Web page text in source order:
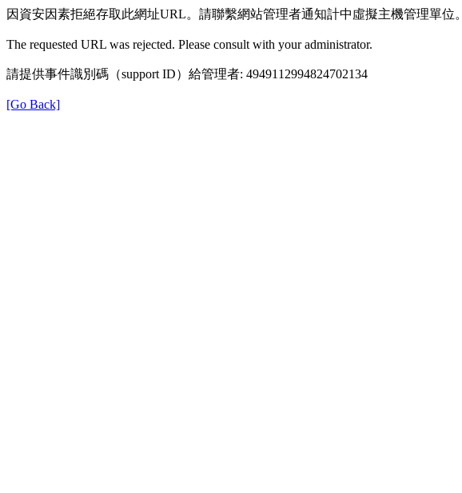
因資安因素拒絕存取此網址URL。請聯繫網站管理者通知計中虛擬主機管理單位。
The requested URL was rejected. Please consult with your administrator.
請提供事件識別碼（support ID）給管理者: 4949112994824702134
[Go Back]